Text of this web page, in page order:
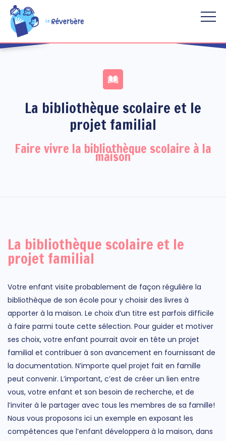
Aller au contenu principal
La bibliothèque scolaire et le
projet familial
Faire vivre la bibliothèque scolaire à la
maison
La bibliothèque scolaire et le
projet familial
Votre enfant visite probablement de façon régulière la
bibliothèque de son école pour y choisir des livres à
apporter à la maison. Le choix d’un titre est parfois difficile
à faire parmi toute cette sélection. Pour guider et motiver
ses choix, votre enfant pourrait avoir en tête un projet
familial et contribuer à son avancement en fournissant de
la documentation. N’importe quel projet fait en famille
peut convenir. L’important, c’est de créer un lien entre
vous, votre enfant et son besoin de recherche, et de
l’inviter à le partager avec tous les membres de sa famille!
Nous vous proposons ici un exemple en exposant les
compétences que l’enfant développera à la maison, dans